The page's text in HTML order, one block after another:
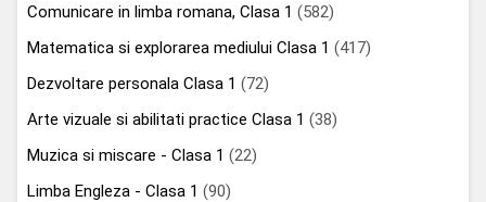
Comunicare in limba romana, Clasa 1 (582)
Matematica si explorarea mediului Clasa 1 (417)
Dezvoltare personala Clasa 1 (72)
Arte vizuale si abilitati practice Clasa 1 (38)
Muzica si miscare - Clasa 1 (22)
Limba Engleza - Clasa 1 (90)